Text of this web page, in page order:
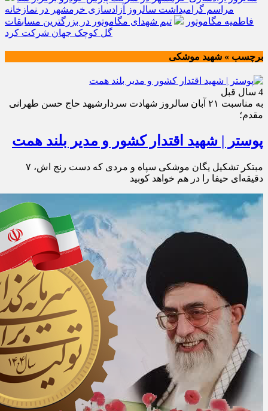
مراسم گرامیداشت سالروز آزادسازی خرمشهر در نمازخانه
فاطمیه مگاموتور
تیم شهدای مگاموتور در بزرگترین مسابقات
گل کوچک جهان شرکت کرد
برچسب » شهید موشکی
4 سال قبل
به مناسبت ۲۱ آبان سالروز شهادت سردارشیهد حاج حسن طهرانی
مقدم؛
پوستر | شهید اقتدار کشور و مدیر بلند همت
مبتکر تشکیل یگان موشکی سپاه و مردی که دست رنج اش، ۷
دقیقه‌ای حیفا را در هم خواهد کوبید